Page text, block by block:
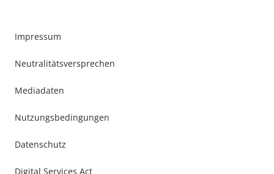
Impressum
Neutralitätsversprechen
Mediadaten
Nutzungsbedingungen
Datenschutz
Digital Services Act